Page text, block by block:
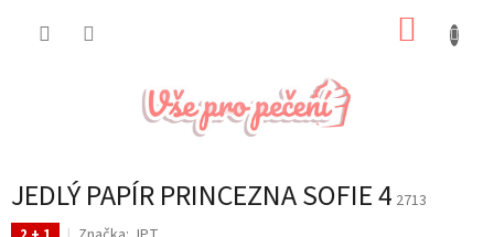
JEDLÝ PAPÍR PRINCEZNA SOFIE 4 2713